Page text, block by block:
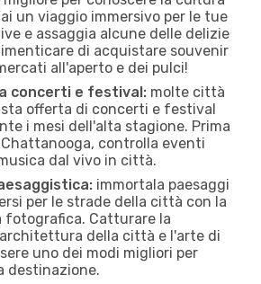
un viaggio immersivo per le tue
e assaggia alcune delle delizie
di acquistare souvenir
all'aperto e dei pulci!
concerti e festival: molte città
offerta di concerti e festival
i mesi dell'alta stagione. Prima
controlla eventi
dal vivo in città.
immortala paesaggi
per le strade della città con la
fotografica. Catturare la
della città e l'arte di
uno dei modi migliori per
destinazione.